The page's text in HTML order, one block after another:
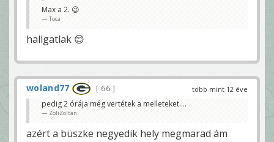
Max a 2. 😉
Toca
hallgatlak 😊
több mint 12 éve
woland77
66
pedig 2 órája még vertétek a melleteket....
ZoliZoltán
azért a büszke negyedik hely megmarad ám